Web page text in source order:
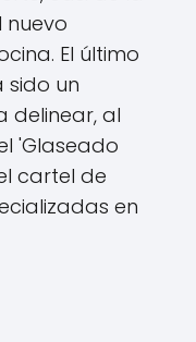
nuevo
El último
un
delinear, al
'Glaseado
cartel de
en